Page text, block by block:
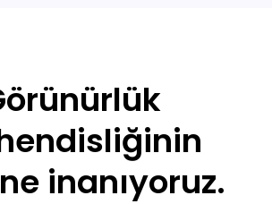
inanıyoruz.